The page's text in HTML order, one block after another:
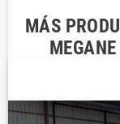
MÁS